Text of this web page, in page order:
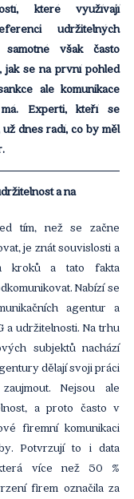
které využívají
udržitelných
samotné však často
jak se na první pohled
ale komunikace
Experti, kteří se
dnes radí, co by měl
a na
tím, než se začne
je znát souvislosti a
kroků a tato fakta
Nabízí se
agentur a
a udržitelnosti. Na trhu
subjektů nachází
dělají svoji práci
Nejsou ale
a proto často v
firemní komunikaci
Potvrzují to i data
více než 50 %
firem označila za